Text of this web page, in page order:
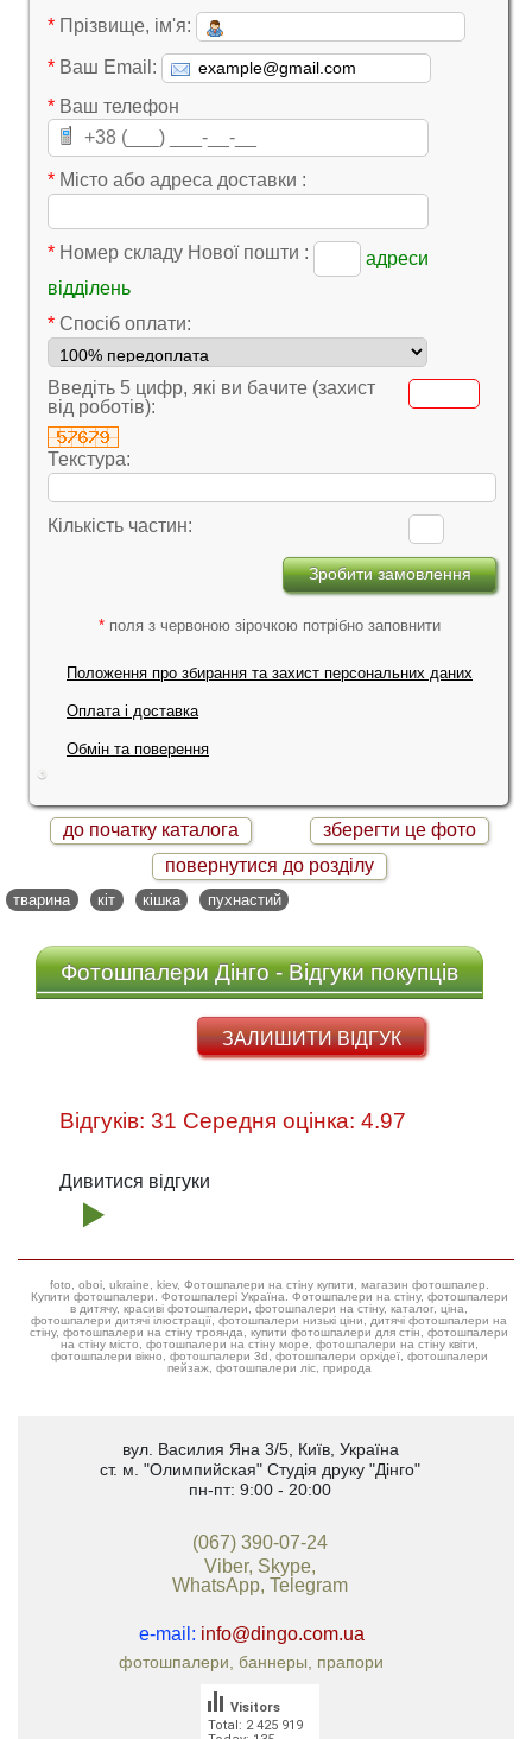
* Прізвище, ім'я:
* Ваш Email:
* Ваш телефон
* Місто або адреса доставки :
* Номер складу Нової пошти :
адреси
відділень
* Cпосіб оплати:
Введіть 5 цифр, які ви бачите (захист
від роботів):
Текстура:
Кількість частин:
* поля з червоною зірочкою потрібно заповнити
Положення про збирання та захист персональних даних
Оплата і доставка
Обмін та поверення
до початку каталога
зберегти це фото
повернутися до розділу
тварина кіт кішка пухнастий
Фотошпалери Дінго - Відгуки покупців
ЗАЛИШИТИ ВІДГУК
Відгуків: 31 Середня оцінка: 4.97
Дивитися відгуки
foto, oboi, ukraine, kiev, Фотошпалери на стіну купити, магазин фотошпалер.
Купити фотошпалери. Фотошпалері Україна. Фотошпалери на стіну, фотошпалери
в дитячу, красиві фотошпалери, фотошпалери на стіну, каталог, ціна,
фотошпалери дитячі ілюстрації, фотошпалери низькі ціни, дитячі фотошпалери на
стіну, фотошпалери на стіну троянда, купити фотошпалери для стін, фотошпалери
на стіну місто, фотошпалери на стіну море, фотошпалери на стіну квіти,
фотошпалери вікно, фотошпалери 3d, фотошпалери орхідеї, фотошпалери
пейзаж, фотошпалери ліс, природа
вул. Василия Яна 3/5, Київ, Україна
ст. м. "Олимпийская" Студія друку "Дінго"
пн-пт: 9:00 - 20:00
(067) 390-07-24
Viber, Skype,
WhatsApp, Telegram
e-mail: info@dingo.com.ua
фотошпалери, баннеры, прапори
Total: 2 425 919
Visitors